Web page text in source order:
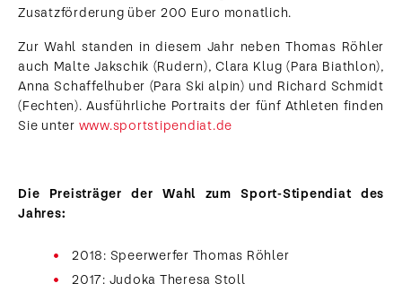
Zusatzförderung über 200 Euro monatlich.
Zur Wahl standen in diesem Jahr neben Thomas Röhler
auch Malte Jakschik (Rudern), Clara Klug (Para Biathlon),
Anna Schaffelhuber (Para Ski alpin) und Richard Schmidt
(Fechten). Ausführliche Portraits der fünf Athleten finden
Sie unter www.sportstipendiat.de
Die Preisträger der Wahl zum Sport-Stipendiat des
Jahres:
2018: Speerwerfer Thomas Röhler
2017: Judoka Theresa Stoll